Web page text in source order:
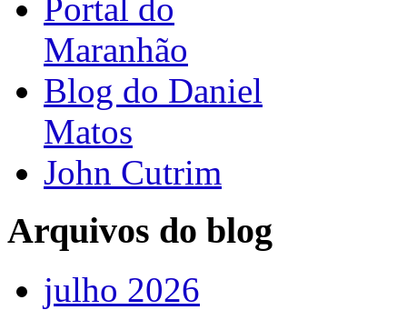
Portal do
Maranhão
Blog do Daniel
Matos
John Cutrim
Arquivos do blog
julho 2026